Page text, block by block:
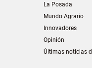
La Posada
Mundo Agrario
Innovadores
Opinión
Últimas noticias